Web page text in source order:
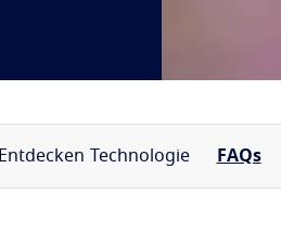
Entdecken Technologie FAQs